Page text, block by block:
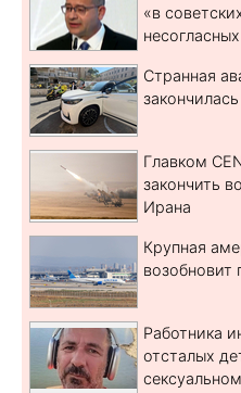
«в
несогласных
Странная
Главком
закончить
Ирана
Крупная
возобновит
Работника
отсталых